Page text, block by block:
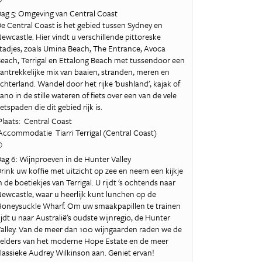
5: Omgeving van Central Coast
Central Coast is het gebied tussen Sydney en
Hier vindt u verschillende pittoreske
zoals Umina Beach, The Entrance, Avoca
Terrigal en Ettalong Beach met tussendoor een
mix van baaien, stranden, meren en
Wandel door het rijke 'bushland', kajak of
in de stille wateren of fiets over een van de vele
die dit gebied rijk is.
Central Coast
Tiarri Terrigal (Central Coast)
6: Wijnproeven in de Hunter Valley
uw koffie met uitzicht op zee en neem een kijkje
de boetiekjes van Terrigal. U rijdt 's ochtends naar
waar u heerlijk kunt lunchen op de
Wharf. Om uw smaakpapillen te trainen
u naar Australië's oudste wijnregio, de Hunter
Van de meer dan 100 wijngaarden raden we de
van het moderne Hope Estate en de meer
Audrey Wilkinson aan. Geniet ervan!